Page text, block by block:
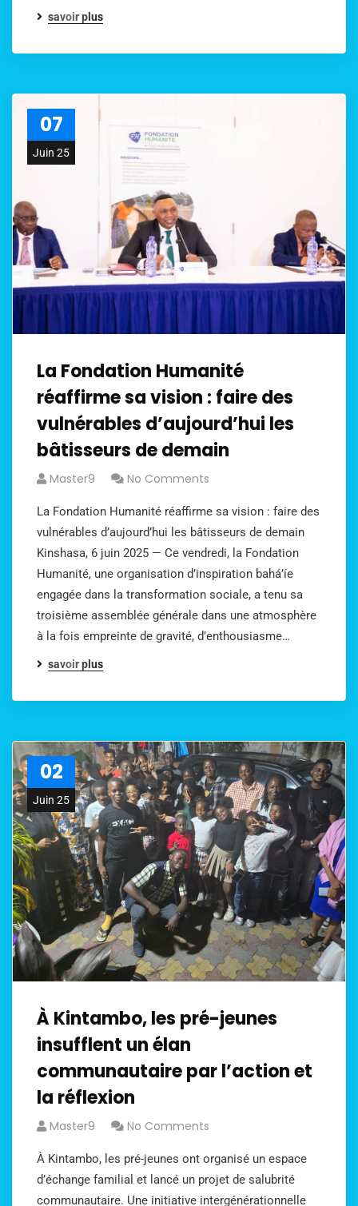
savoir plus
07
Juin 25
La Fondation Humanité
réaffirme sa vision : faire des
vulnérables d’aujourd’hui les
bâtisseurs de demain
Master9 No Comments
La Fondation Humanité réaffirme sa vision : faire des
vulnérables d’aujourd’hui les bâtisseurs de demain
Kinshasa, 6 juin 2025 — Ce vendredi, la Fondation
Humanité, une organisation d’inspiration bahá’íe
engagée dans la transformation sociale, a tenu sa
troisième assemblée générale dans une atmosphère
à la fois empreinte de gravité, d’enthousiasme…
savoir plus
02
Juin 25
À Kintambo, les pré-jeunes
insufflent un élan
communautaire par l’action et
la réflexion
Master9 No Comments
À Kintambo, les pré-jeunes ont organisé un espace
d’échange familial et lancé un projet de salubrité
communautaire. Une initiative intergénérationnelle